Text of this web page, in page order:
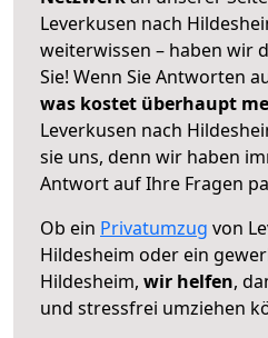
Leverkusen nach
weiterwissen – haben wir
Sie! Wenn Sie Antworten
was kostet überhaupt
Leverkusen nach
sie uns, denn wir haben
Antwort auf Ihre Fragen
Ob ein Privatumzug von
Hildesheim oder ein
Hildesheim, wir helfen,
und stressfrei umziehen